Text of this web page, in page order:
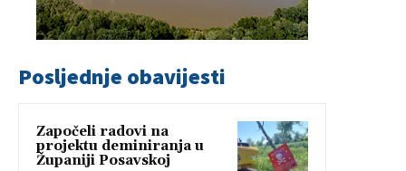
Posljednje obavijesti
Započeli radovi na
projektu deminiranja u
Županiji Posavskoj